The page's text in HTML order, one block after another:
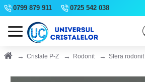
0799 879 911 0725 542 038
Cristale P-Z Rodonit Sfera rodonit